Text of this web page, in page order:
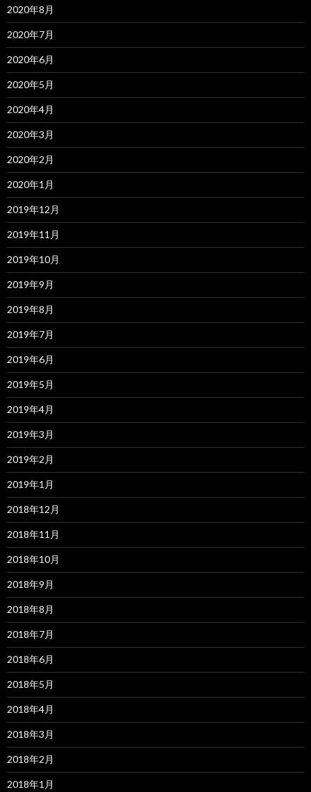
2020年8月
2020年7月
2020年6月
2020年5月
2020年4月
2020年3月
2020年2月
2020年1月
2019年12月
2019年11月
2019年10月
2019年9月
2019年8月
2019年7月
2019年6月
2019年5月
2019年4月
2019年3月
2019年2月
2019年1月
2018年12月
2018年11月
2018年10月
2018年9月
2018年8月
2018年7月
2018年6月
2018年5月
2018年4月
2018年3月
2018年2月
2018年1月